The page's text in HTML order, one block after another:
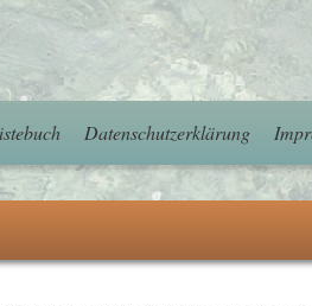
Datenschutzerklärung